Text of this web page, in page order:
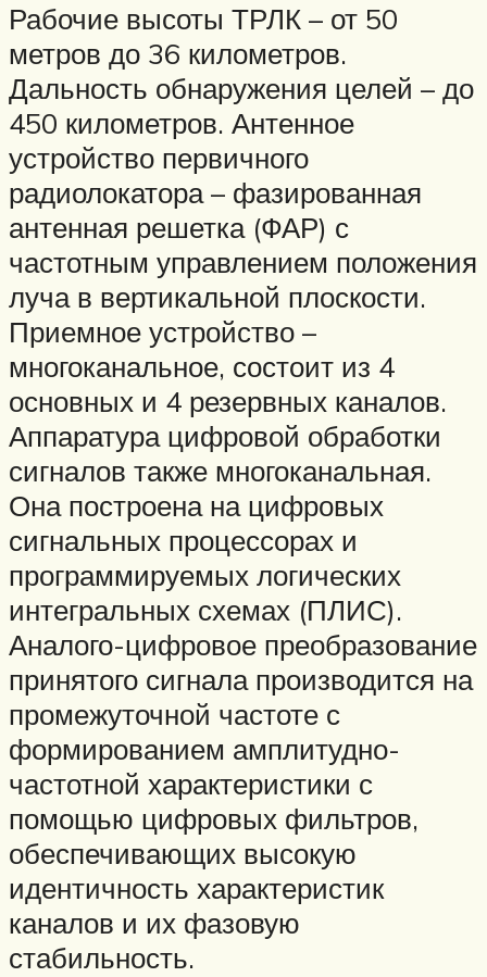
Рабочие высоты ТРЛК – от 50
метров до 36 километров.
Дальность обнаружения целей – до
450 километров. Антенное
устройство первичного
радиолокатора – фазированная
антенная решетка (ФАР) с
частотным управлением положения
луча в вертикальной плоскости.
Приемное устройство –
многоканальное, состоит из 4
основных и 4 резервных каналов.
Аппаратура цифровой обработки
сигналов также многоканальная.
Она построена на цифровых
сигнальных процессорах и
программируемых логических
интегральных схемах (ПЛИС).
Аналого-цифровое преобразование
принятого сигнала производится на
промежуточной частоте с
формированием амплитудно-
частотной характеристики с
помощью цифровых фильтров,
обеспечивающих высокую
идентичность характеристик
каналов и их фазовую
стабильность.